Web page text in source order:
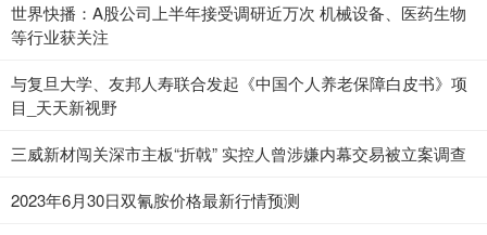
世界快播：A股公司上半年接受调研近万次 机械设备、医药生物
等行业获关注
与复旦大学、友邦人寿联合发起《中国个人养老保障白皮书》项
目_天天新视野
三威新材闯关深市主板“折戟” 实控人曾涉嫌内幕交易被立案调查
2023年6月30日双氰胺价格最新行情预测